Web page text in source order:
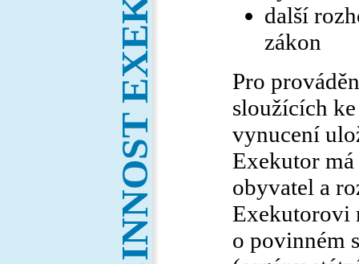
další
zákon
Pro
sloužících
vynucení
Exekutor
obyvatel a
Exekutorovi
o povinném